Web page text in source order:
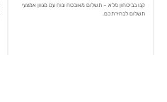
קנו בביטחון מלא – תשלום מאובטח ונוח עם מגוון אמצעי
תשלום לבחירתכם.